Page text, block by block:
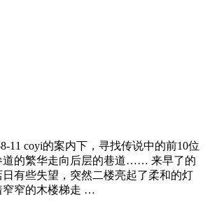
11 coyi的案内下，寻找传说中的前10位
道的繁华走向后层的巷道…… 来早了的
有些失望，突然二楼亮起了柔和的灯
窄窄的木楼梯走 …